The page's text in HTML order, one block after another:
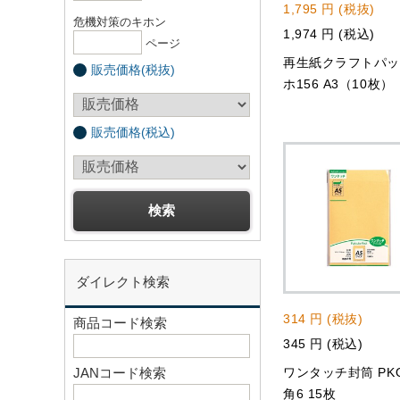
危機対策のキホン
ページ
販売価格(税抜)
販売価格(税込)
ダイレクト検索
商品コード検索
JANコード検索
1,795 円 (税抜)
1,974 円 (税込)
再生紙クラフトパ
ホ156 A3（10枚）
314 円 (税抜)
345 円 (税込)
ワンタッチ封筒
角6 15枚